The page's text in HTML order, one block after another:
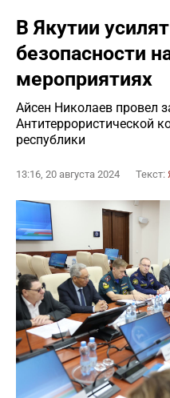
В Якутии
безопасности
мероприятиях
Айсен Николаев провел
Антитеррористической
республики
13:16, 20 августа 2024 Текст: